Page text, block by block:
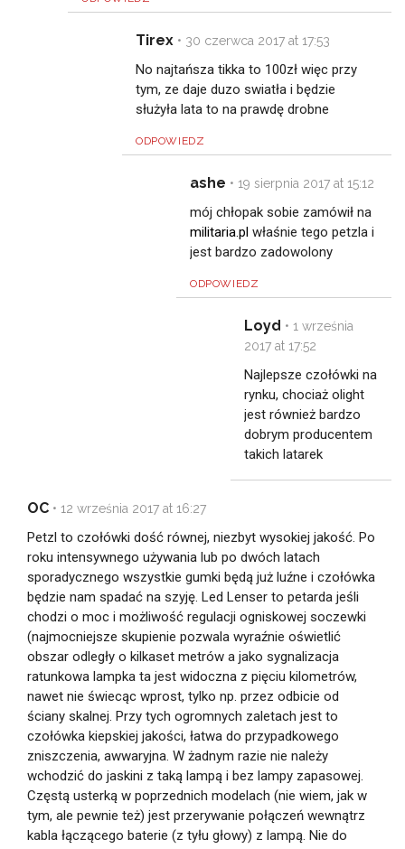
Tirex • 30 czerwca 2017 at 17:53
No najtańsza tikka to 100zł więc przy
tym, ze daje duzo swiatła i będzie
służyła lata to na prawdę drobne
ODPOWIEDZ
ashe • 19 sierpnia 2017 at 15:12
mój chłopak sobie zamówił na
militaria.pl właśnie tego petzla i
jest bardzo zadowolony
ODPOWIEDZ
Loyd • 1 września
2017 at 17:52
Najlepsze czołówki na
rynku, chociaż olight
jest również bardzo
dobrym producentem
takich latarek
OC • 12 września 2017 at 16:27
Petzl to czołówki dość równej, niezbyt wysokiej jakość. Po
roku intensywnego używania lub po dwóch latach
sporadycznego wszystkie gumki będą już luźne i czołówka
będzie nam spadać na szyję. Led Lenser to petarda jeśli
chodzi o moc i możliwość regulacji ogniskowej soczewki
(najmocniejsze skupienie pozwala wyraźnie oświetlić
obszar odległy o kilkaset metrów a jako sygnalizacja
ratunkowa lampka ta jest widoczna z pięciu kilometrów,
nawet nie świecąc wprost, tylko np. przez odbicie od
ściany skalnej. Przy tych ogromnych zaletach jest to
czołówka kiepskiej jakości, łatwa do przypadkowego
zniszczenia, awwaryjna. W żadnym razie nie należy
wchodzić do jaskini z taką lampą i bez lampy zapasowej.
Częstą usterką w poprzednich modelach (nie wiem, jak w
tym, ale pewnie też) jest przerywanie połączeń wewnątrz
kabla łączącego baterie (z tyłu głowy) z lampą. Nie do